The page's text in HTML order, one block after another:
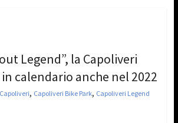
Legend”, la Capoliveri
calendario anche nel 2022
Capoliveri, Capoliveri Bike Park, Capoliveri Legend